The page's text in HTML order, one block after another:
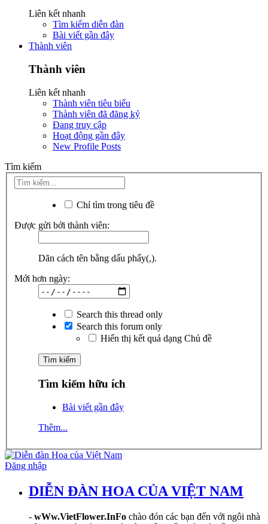
Liên kết nhanh
Tìm kiếm diễn đàn
Bài viết gần đây
Thành viên
Thành viên
Liên kết nhanh
Thành viên tiêu biểu
Thành viên đã đăng ký
Đang truy cập
Hoạt động gần đây
New Profile Posts
Tìm kiếm
Chỉ tìm trong tiêu đề
Được gửi bởi thành viên:
Dãn cách tên bằng dấu phẩy(,).
Mới hơn ngày:
Search this thread only
Search this forum only
Hiển thị kết quả dạng Chủ đề
Tìm kiếm hữu ích
Bài viết gần đây
Thêm...
Đăng nhập
DIỄN ĐÀN HOA CỦA VIỆT NAM
- wWw.VietFlower.InFo chào đón các bạn đến với ngôi nhà